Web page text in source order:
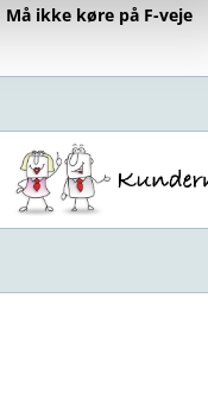
Må ikke køre på F-veje